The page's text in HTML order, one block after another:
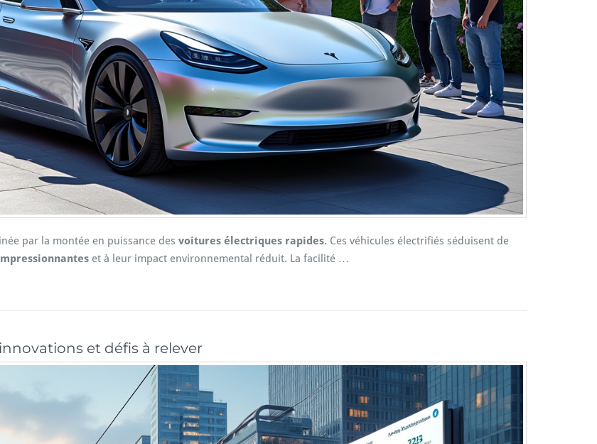
par la montée en puissance des voitures électriques rapides. Ces véhicules électrifiés séduisent de
et à leur impact environnemental réduit. La facilité …
et défis à relever